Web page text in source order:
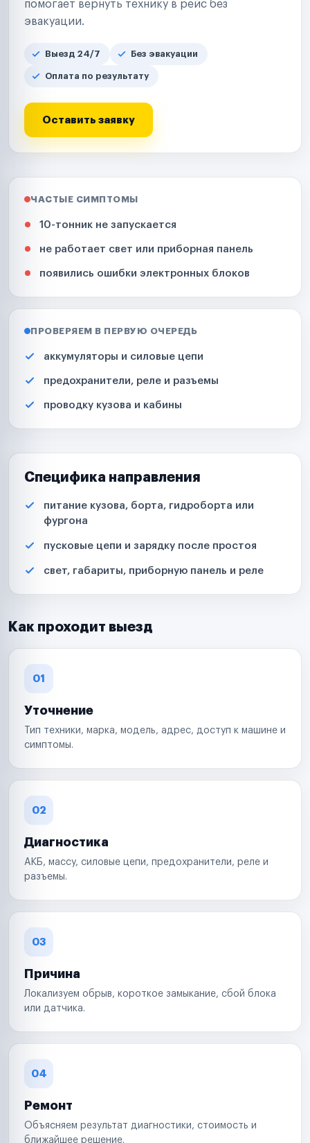
помогает вернуть технику в рейс без
эвакуации.
Выезд 24/7 Без эвакуации
Оплата по результату
Оставить заявку
ЧАСТЫЕ СИМПТОМЫ
10-тонник не запускается
не работает свет или приборная панель
появились ошибки электронных блоков
ПРОВЕРЯЕМ В ПЕРВУЮ ОЧЕРЕДЬ
аккумуляторы и силовые цепи
предохранители, реле и разъемы
проводку кузова и кабины
Специфика направления
питание кузова, борта, гидроборта или
фургона
пусковые цепи и зарядку после простоя
свет, габариты, приборную панель и реле
Как проходит выезд
01
Уточнение
Тип техники, марка, модель, адрес, доступ к машине и
симптомы.
02
Диагностика
АКБ, массу, силовые цепи, предохранители, реле и
разъемы.
03
Причина
Локализуем обрыв, короткое замыкание, сбой блока
или датчика.
04
Ремонт
Объясняем результат диагностики, стоимость и
ближайшее решение.